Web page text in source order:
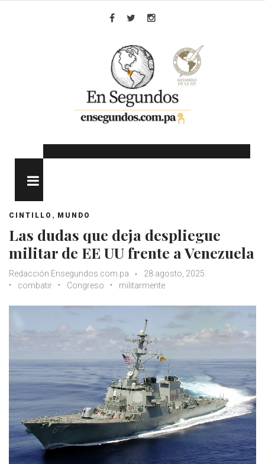
CINTILLO , MUNDO
Las dudas que deja despliegue
militar de EE UU frente a Venezuela
Redacción Ensegundos.com.pa
28 agosto, 2025
combatir
Congreso militarmente